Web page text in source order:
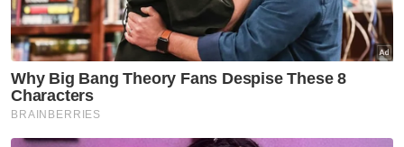
Negeri Sembilan keluar garis panduan tapak
perkhemahan - Exco
Timbalan Ketua Pengarah Majlis Keselamatan
Negara (MKN) Datuk Baharuddin Ahmad
sebelum ini dilaporkan berkata kerajaan
menawarkan program rehabilitasi secara